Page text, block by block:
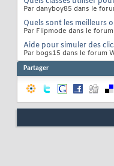
Par danyboy85 dans le
Quels sont les meilleurs
Par Flipmode dans le
Aide pour simuler des
Par bogs15 dans le forum
Partager